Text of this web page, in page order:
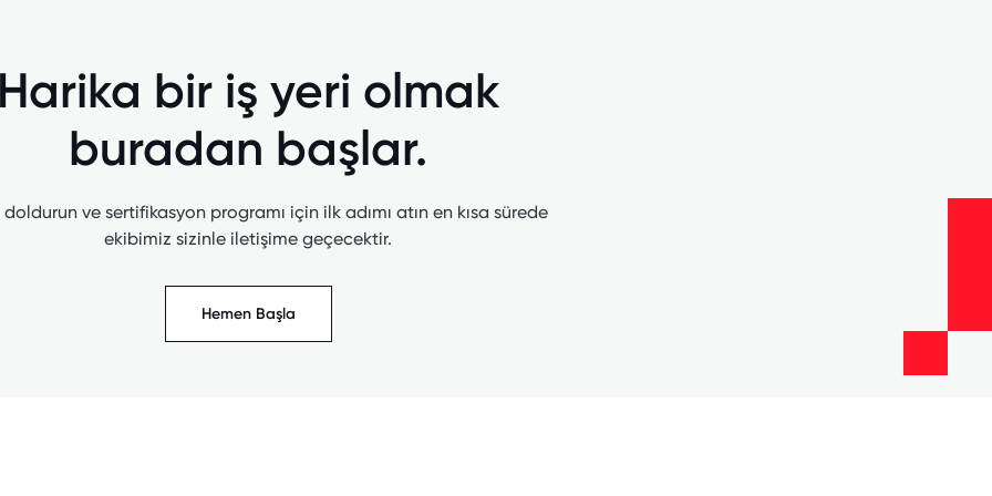
Harika bir iş yeri olmak
buradan başlar.
doldurun ve sertifikasyon programı için ilk adımı atın en kısa sürede
ekibimiz sizinle iletişime geçecektir.
Hemen Başla